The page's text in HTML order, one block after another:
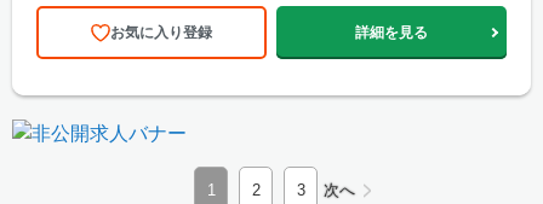
お気に入り登録 詳細を見る
1 2 3 次へ